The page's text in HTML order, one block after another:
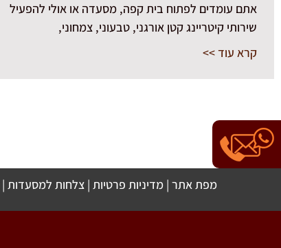
אתם עומדים לפתוח בית קפה, מסעדה או אולי להפעיל
שירותי קיטריינג קטן אורגני, טבעוני, צמחוני,
קרא עוד >>
מפת אתר | מדיניות פרטיות | צלחות למסעדות |